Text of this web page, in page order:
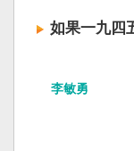
如果一九四
李敏勇